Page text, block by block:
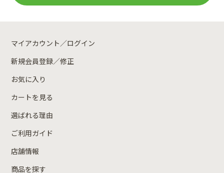
マイアカウント／ログイン
新規会員登録／修正
お気に入り
カートを見る
選ばれる理由
ご利用ガイド
店舗情報
商品を探す